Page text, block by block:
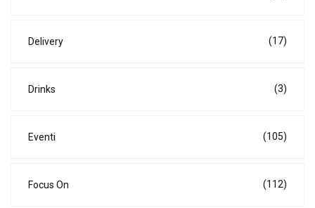
Delivery (17)
Drinks (3)
Eventi (105)
Focus On (112)